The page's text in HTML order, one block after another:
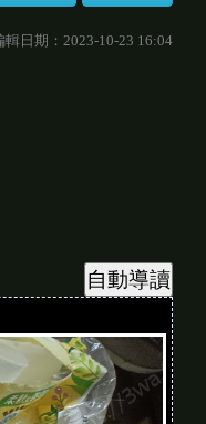
輯日期：2023-10-23 16:04